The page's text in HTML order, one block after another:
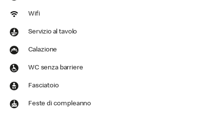
Wifi
Servizio al tavolo
Calazione
WC senza barriere
Fasciatoio
Feste di compleanno